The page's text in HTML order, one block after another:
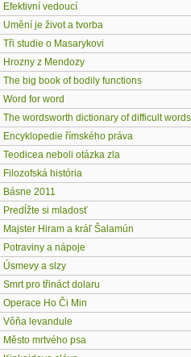
Efektivní vedoucí
Umění je život a tvorba
Tři studie o Masarykovi
Hrozny z Mendozy
The big book of bodily functions
Word for word
The wordsworth dictionary of difficult words
Encyklopedie římského práva
Teodicea neboli otázka zla
Filozofská história
Básne 2011
Predĺžte si mladosť
Majster Hiram a kráľ Šalamún
Potraviny a nápoje
Úsmevy a slzy
Smrt pro třináct dolaru
Operace Ho Či Min
Vôňa levandule
Město mrtvého psa